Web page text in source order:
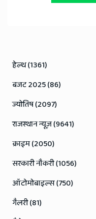
हेल्थ (1361)
बजट 2025 (86)
ज्योतिष (2097)
राजस्थान न्यूज़ (9641)
क्राइम (2050)
सरकारी नौकरी (1056)
ऑटोमोबाइल्स (750)
गैलरी (81)